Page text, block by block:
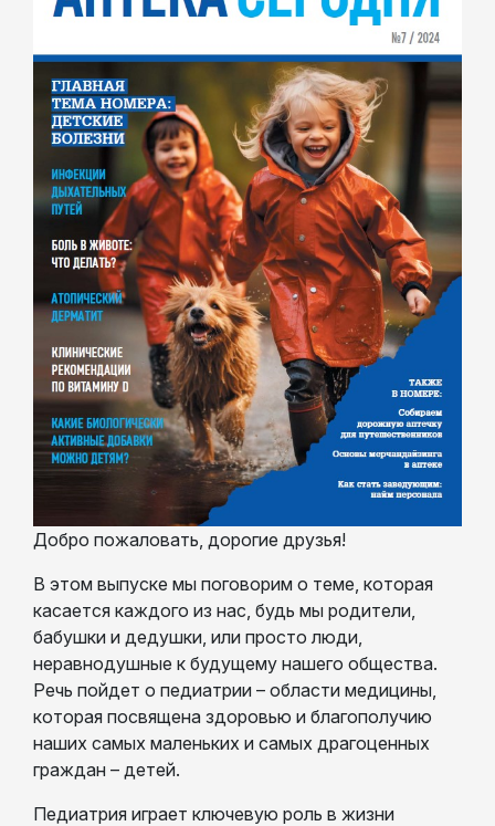
Добро пожаловать, дорогие друзья!
В этом выпуске мы поговорим о теме, которая
касается каждого из нас, будь мы родители,
бабушки и дедушки, или просто люди,
неравнодушные к будущему нашего общества.
Речь пойдет о педиатрии – области медицины,
которая посвящена здоровью и благополучию
наших самых маленьких и самых драгоценных
граждан – детей.
Педиатрия играет ключевую роль в жизни